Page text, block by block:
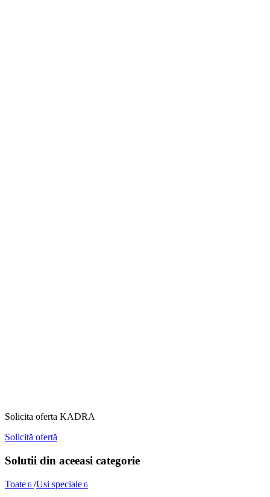
Solicita oferta KADRA
Solicită ofertă
Solutii din aceeasi categorie
Toate 6 /Usi speciale 6